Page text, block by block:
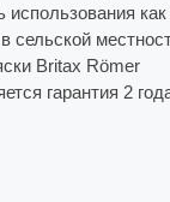
использования как
сельской
Britax Römer
гарантия 2